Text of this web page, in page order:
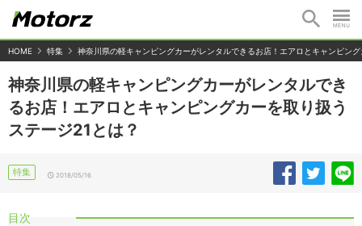
HOME 特集 神奈川県の軽キャンピングカーがレンタルできるお店！エアロとキャンピン
神奈川県の軽キャンピングカーがレンタルでき
るお店！エアロとキャンピングカーを取り扱う
ステージ21とは？
特集 2018/05/16
目次